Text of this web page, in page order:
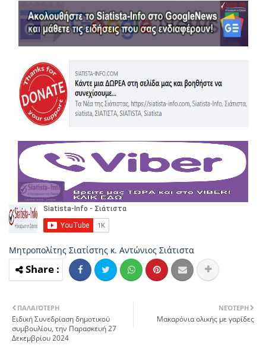
Μητροπολίτης Σιατίστης κ. Αντώνιος Σιάτιστα
ΝΕΌΤΕΡΗ
Μακαρόνια ολικής με γαρίδες
ΠΑΛΑΙΌΤΕΡΗ
Ειδική Συνεδρίαση δημοτικού
συμβουλίου, την Παρασκευή 27
Δεκεμβρίου 2024